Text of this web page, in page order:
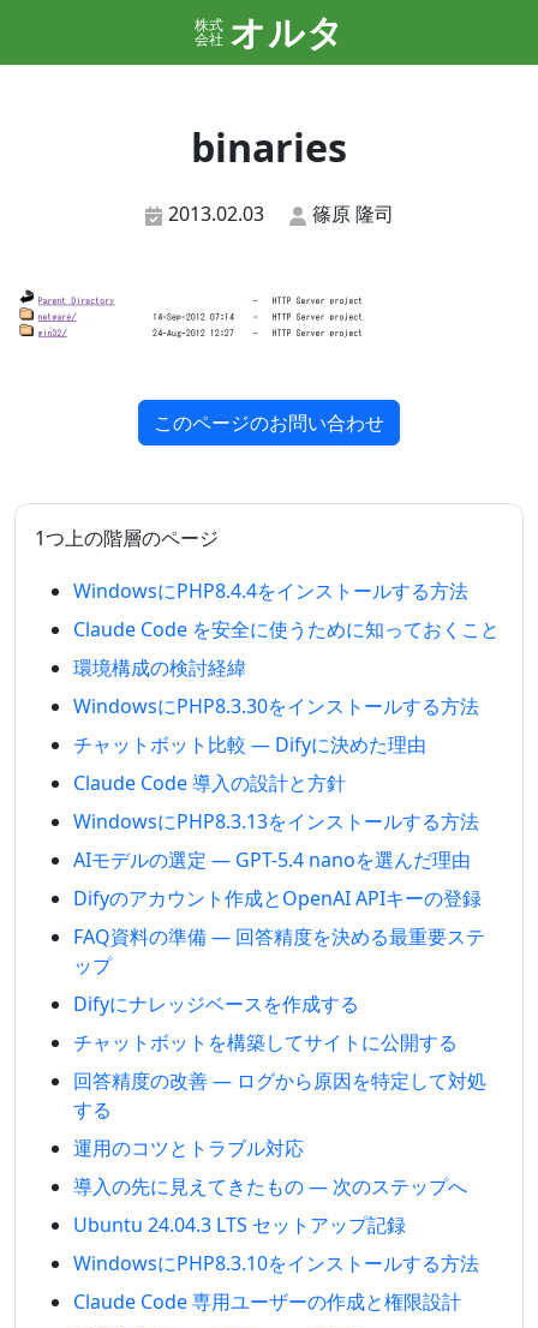
株式
会社 オルタ
binaries
2013.02.03 篠原 隆司
このページのお問い合わせ
1つ上の階層のページ
WindowsにPHP8.4.4をインストールする方法
Claude Code を安全に使うために知っておくこと
環境構成の検討経緯
WindowsにPHP8.3.30をインストールする方法
チャットボット比較 — Difyに決めた理由
Claude Code 導入の設計と方針
WindowsにPHP8.3.13をインストールする方法
AIモデルの選定 — GPT-5.4 nanoを選んだ理由
Difyのアカウント作成とOpenAI APIキーの登録
FAQ資料の準備 — 回答精度を決める最重要ステ
ップ
Difyにナレッジベースを作成する
チャットボットを構築してサイトに公開する
回答精度の改善 — ログから原因を特定して対処
する
運用のコツとトラブル対応
導入の先に見えてきたもの — 次のステップへ
Ubuntu 24.04.3 LTS セットアップ記録
WindowsにPHP8.3.10をインストールする方法
Claude Code 専用ユーザーの作成と権限設計